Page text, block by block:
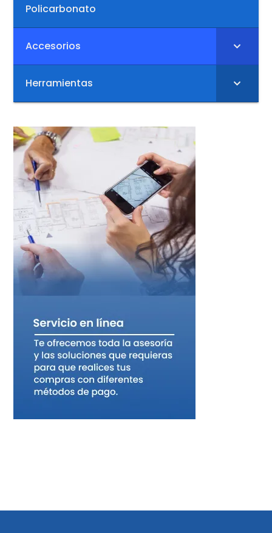
Policarbonato
Accesorios
Herramientas